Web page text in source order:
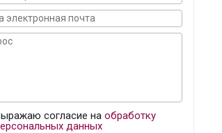
согласие на обработку
данных